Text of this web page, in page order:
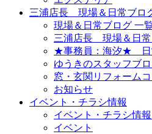
三浦店長 現場＆日常ブロ
現場＆日常ブログ 一
三浦店長 現場＆日
★事務員：海汐★ 日
ゆうきのスタッフブ
窓・玄関リフォーム
お知らせ
イベント・チラシ情報
イベント・チラシ情
イベント